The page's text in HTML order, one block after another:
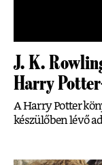
J. K.
Harry
A Harry Potter
készülőben lévő